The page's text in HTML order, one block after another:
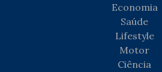
Economia
Saúde
Lifestyle
Motor
Ciência